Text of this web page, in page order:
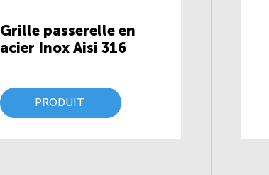
Grille passerelle en
acier Inox Aisi 316
PRODUIT